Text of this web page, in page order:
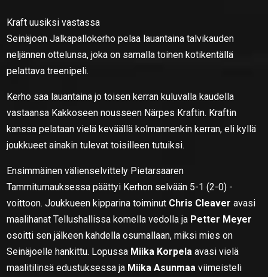
Kraft uusiksi vastassa
Seinäjoen Jalkapallokerho pelaa lauantaina talvikauden
neljännen ottelunsa, joka on samalla toinen kotikentällä
pelattava treenipeli.
Kerho saa lauantaina jo toisen kerran kuluvalla kaudella
vastaansa Kakkoseen nousseen Närpes Kraftin. Kraftin
kanssa pelataan vielä keväällä kolmannenkin kerran, eli kyllä
joukkueet ainakin tulevat toisilleen tutuiksi.
Ensimmäinen välienselvittely Pietarsaaren
Tammiturnauksessa päättyi Kerhon selvään 5-1 (2-0) -
voittoon. Joukkueen kipparina toiminut Chris Cleaver avasi
maalihanat Tellushallissa komella vedolla ja Petter Meyer
osoitti sen jälkeen kahdella osumallaan, miksi mies on
Seinäjoelle hankittu. Lopussa Miika Korpela avasi vielä
maalitilinsä edustuksessa ja Miika Asunmaa viimeisteli